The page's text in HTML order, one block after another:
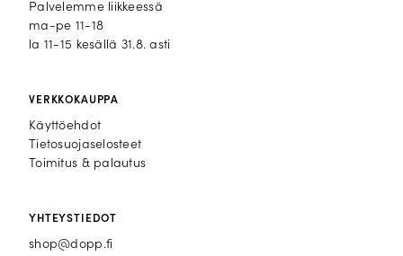
Palvelemme liikkeessä
ma-pe 11-18
la 11-15 kesällä 31.8. asti
VERKKOKAUPPA
Käyttöehdot
Tietosuojaselosteet
Toimitus & palautus
YHTEYSTIEDOT
shop@dopp.fi